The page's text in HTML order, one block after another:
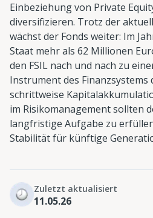
Einbeziehung von Private
diversifizieren. Trotz der
wächst der Fonds weiter: Im
Staat mehr als 62 Millionen
den FSIL nach und nach zu
Instrument des Finanzsystems
schrittweise
im Risikomanagement sollten
langfristige Aufgabe zu
Stabilität für künftige
Zuletzt aktualisiert
11.05.26